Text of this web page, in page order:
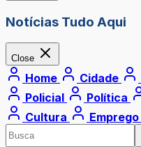
Notícias Tudo Aqui
Close
Home Cidade
Policial
Política
Cultura
Emprego